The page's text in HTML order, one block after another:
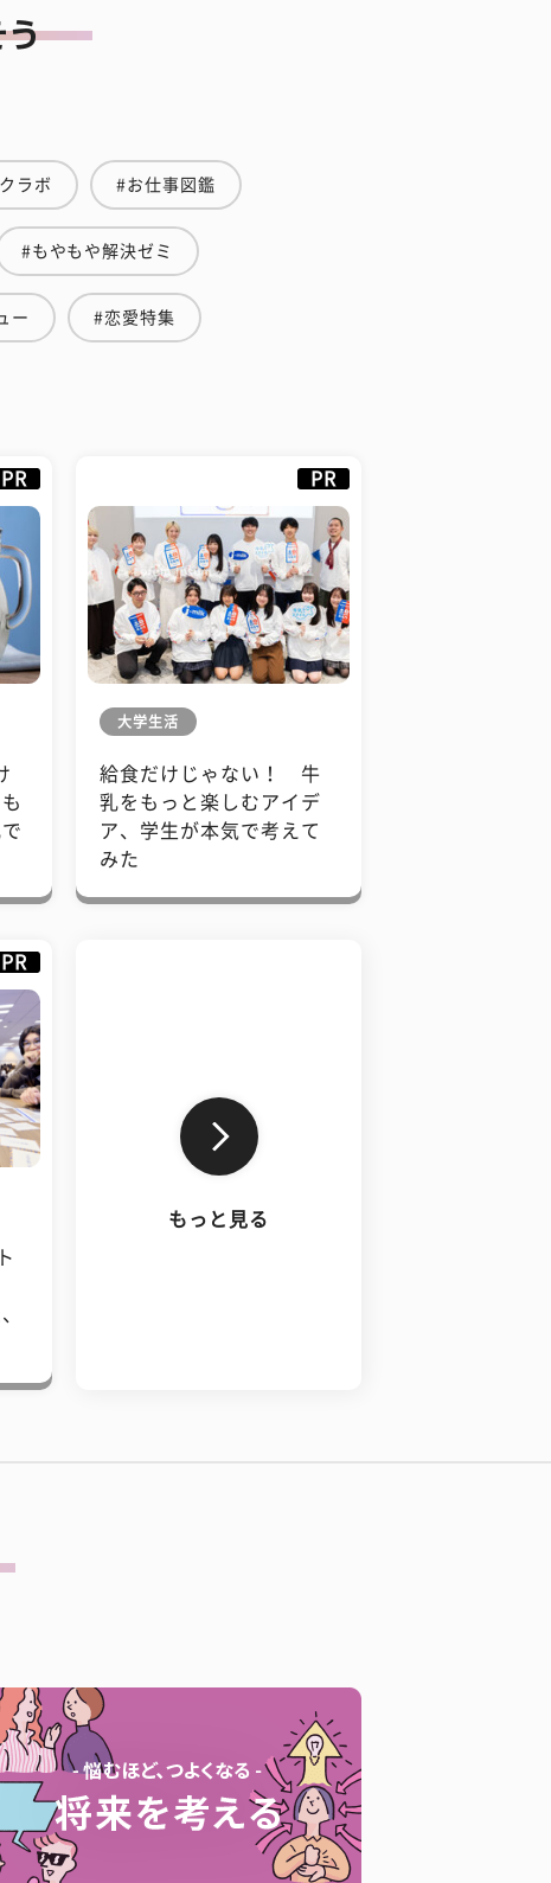
ラボ #お仕事図鑑
#もやもや解決ゼミ
ー #恋愛特集
PR PR
大学生活
給食だけじゃない！ 牛
乳をもっと楽しむアイデ
ア、学生が本気で考えて
みた
PR
もっと見る